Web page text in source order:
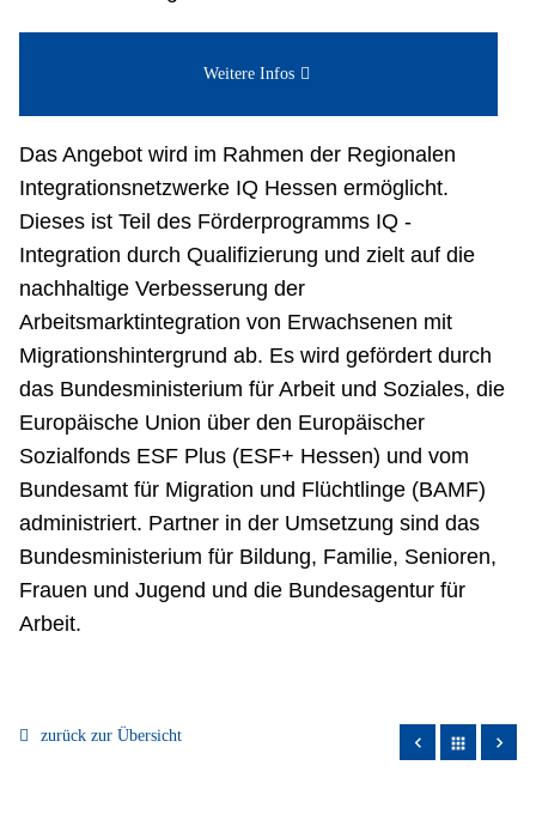
Weitere Infos
Das Angebot wird im Rahmen der Regionalen
Integrationsnetzwerke IQ Hessen ermöglicht.
Dieses ist Teil des Förderprogramms IQ -
Integration durch Qualifizierung und zielt auf die
nachhaltige Verbesserung der
Arbeitsmarktintegration von Erwachsenen mit
Migrationshintergrund ab. Es wird gefördert durch
das Bundesministerium für Arbeit und Soziales, die
Europäische Union über den Europäischer
Sozialfonds ESF Plus (ESF+ Hessen) und vom
Bundesamt für Migration und Flüchtlinge (BAMF)
administriert. Partner in der Umsetzung sind das
Bundesministerium für Bildung, Familie, Senioren,
Frauen und Jugend und die Bundesagentur für
Arbeit.
zurück zur Übersicht apps